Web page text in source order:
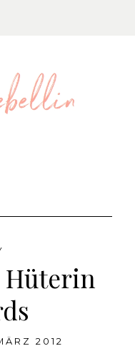
Hüterin
2012